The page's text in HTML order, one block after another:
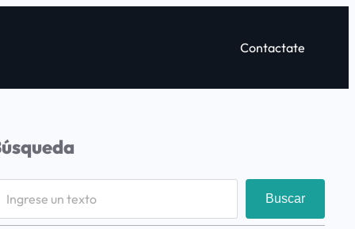
Contactate
Buscar